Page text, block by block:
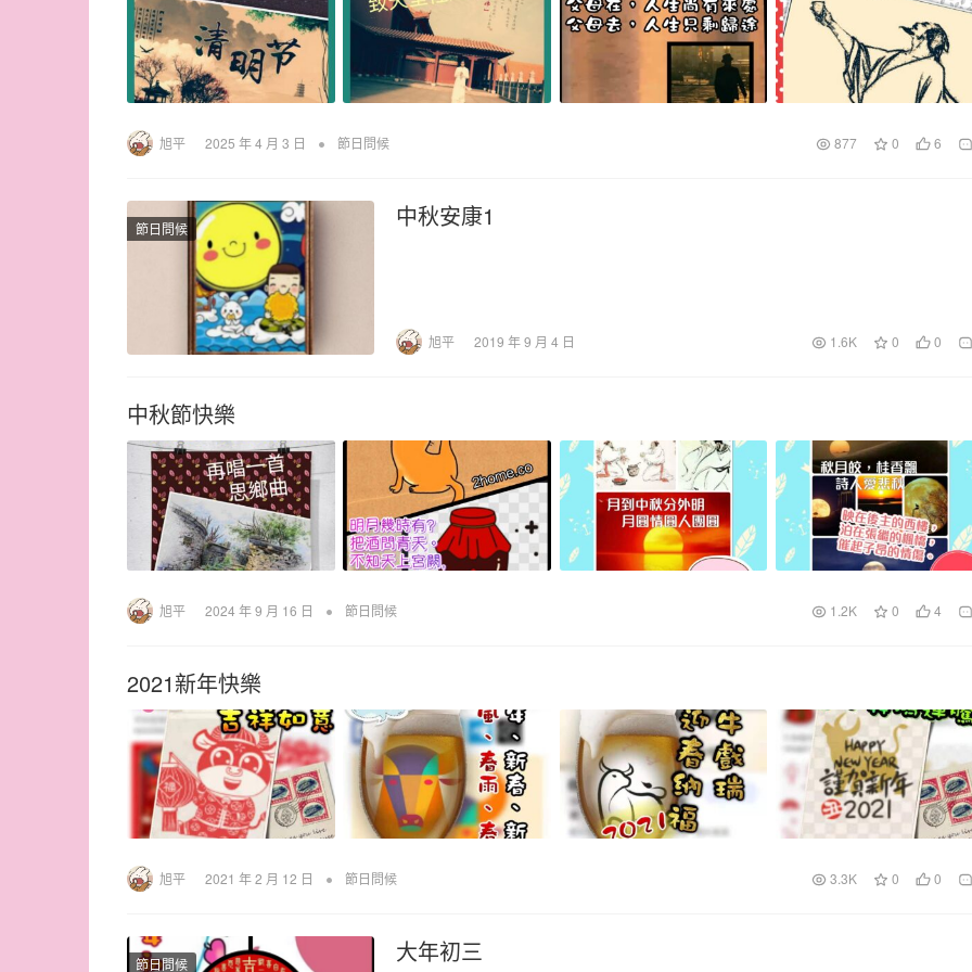
旭平 2025 年 4 月 3 日 • 節日問候 877 0 6
節日問候 中秋安康1
旭平 2019 年 9 月 4 日 1.6K 0 0
中秋節快樂
旭平 2024 年 9 月 16 日 • 節日問候 1.2K 0 4
2021新年快樂
旭平 2021 年 2 月 12 日 • 節日問候 3.3K 0 0
節日問候 大年初三